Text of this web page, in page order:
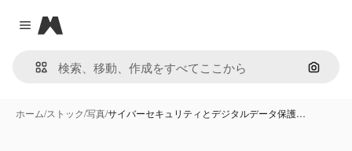
Close menu
Magnific
画像で
ホーム/ストック/写真/サイバーセキュリティとデジタルデータ保護…